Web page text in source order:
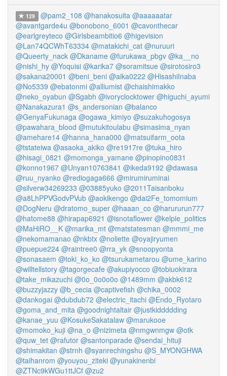
129 @pam2_108 @hanakosuita @aaaaaatar
@avantgarde4u @bonobono_6001 @cavonthecar
@earlgreyteco @Girlsbeambitio6 @higevision
@Lan74QCWhT63334 @matakichi_cat @nuruuri
@Queerty_nack @Dkaname @furukawa_pbgv @ka__no
@nishi_hy @Yoquisi @karika7 @soramitsue @sirotosiro3
@sakana20001 @beni_beni @aika0222 @HisashiInaba
@No5339 @ebatonmi @alliumist @chaishimakko
@neko_oyabun @Sgabh @ivoryclocktower @higuchi_ayumi
@Nanakazura1 @s_andersonian @balanco
@GenyaFukunaga @ogawa_kimiyo @suzakuhogosya
@pawahara_blood @mutukitoulabu @simasima_nyan
@amehare14 @hanna_hana000 @matsuifarm_oota
@tstateiwa @asaoka_akiko @re1917re @tuka_hiro
@hisagi_0821 @momonga_yamane @pinopino0831
@konno1967 @Unyan10763841 @ikeda9192 @dawasa
@ruu_nyanko @rediogaga666 @mirumiruminai
@silverw34269233 @03885yuko @2011Taisanboku
@a8LhPPVGodvPVub @aokikengo @dai2Fe_tomomium
@DogNeru @dratomo_super @haaan_co @harururun777
@hatome88 @hirapap6921 @isnotaflower @kelpie_politics
@MaHiRO__K @marika_mt @matstatesman @mmmi_me
@nekomamanao @nkbtx @noliette @oyajiryumen
@puepue224 @raintree0 @rra_yk @snoopyonta
@sonasaem @toki_ko_ko @tsurukametarou @ume_karino
@willtellstory @tagorgecafe @akupiyocco @tobiuokirara
@take_mikazuchi @0o_0o0o0o @1489mm @akbk612
@buzzyjazzy @b_cecia @captivefish @chika_0002
@dankogai @dubdub72 @electric_itachi @Endo_Ryotaro
@goma_and_mita @goodnightaltair @justkiddddding
@kanae_yuu @KosukeSakatalaw @marukooe
@momoko_kuji @na_o @nizimeta @nmgwnmgw @otk
@quw_tet @rafutor @santonparade @sendai_hituji
@shimakitan @strnh @syanrechingshu @S_MYONGHWA
@taihanrom @youyou_ziteki @yunakinenbi
@ZTNc9kWGu1ttJCf @zu2